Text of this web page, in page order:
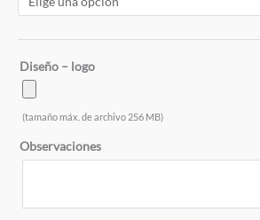
Diseño – logo
(tamaño máx. de archivo 256 MB)
Observaciones